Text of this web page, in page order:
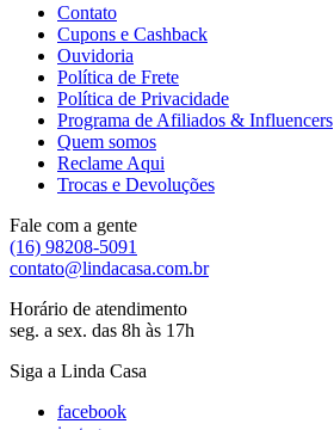
Contato
Cupons e Cashback
Ouvidoria
Política de Frete
Política de Privacidade
Programa de Afiliados & Influencers
Quem somos
Reclame Aqui
Trocas e Devoluções
Fale com a gente
(16) 98208-5091
contato@lindacasa.com.br
Horário de atendimento
seg. a sex. das 8h às 17h
Siga a Linda Casa
facebook